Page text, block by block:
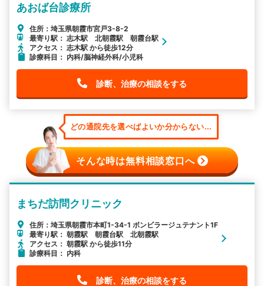
あおば台診療所
住所：埼玉県朝霞市宮戸3-8-2
最寄り駅： 志木駅 北朝霞駅 朝霞台駅
アクセス： 志木駅 から徒歩12分
診療科目： 内科/脳神経外科/小児科
診断、治療の相談をする
どの通院先を選べばよいか分からない...
そんな時は無料相談窓口へ
まちだ訪問クリニック
住所：埼玉県朝霞市本町1-34-1 ボンビラージュテナント1F
最寄り駅： 朝霞駅 朝霞台駅 北朝霞駅
アクセス： 朝霞駅 から徒歩11分
診療科目： 内科
診断、治療の相談をする